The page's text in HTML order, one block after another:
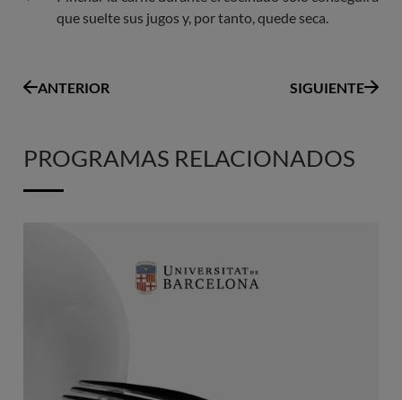
que suelte sus jugos y, por tanto, quede seca.
ANTERIOR SIGUIENTE
PROGRAMAS RELACIONADOS